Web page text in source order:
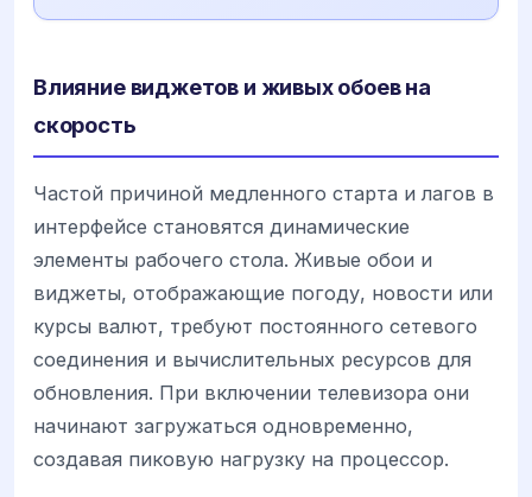
Влияние виджетов и живых обоев на
скорость
Частой причиной медленного старта и лагов в
интерфейсе становятся динамические
элементы рабочего стола. Живые обои и
виджеты, отображающие погоду, новости или
курсы валют, требуют постоянного сетевого
соединения и вычислительных ресурсов для
обновления. При включении телевизора они
начинают загружаться одновременно,
создавая пиковую нагрузку на процессор.